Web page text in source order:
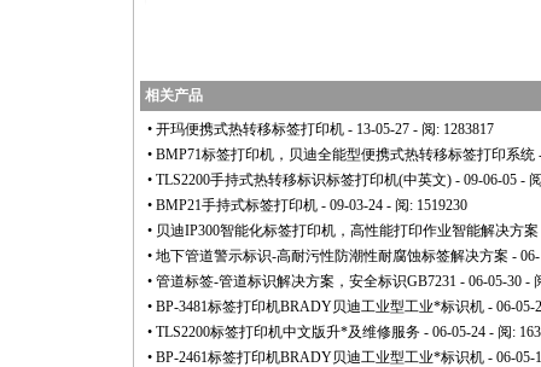
相关产品
• 开玛便携式热转移标签打印机 - 13-05-27 - 阅: 1283817
• BMP71标签打印机，贝迪全能型便携式热转移标签打印系统
• TLS2200手持式热转移标识标签打印机(中英文) - 09-06-05 -
• BMP21手持式标签打印机 - 09-03-24 - 阅: 1519230
• 贝迪IP300智能化标签打印机，高性能打印作业智能解决方案
• 地下管道警示标识-高耐污性防潮性耐腐蚀标签解决方案 -
• 管道标签-管道标识解决方案，安全标识GB7231 - 06-05-30 -
• BP-3481标签打印机BRADY贝迪工业型工业*标识机 - 06-05-
• TLS2200标签打印机中文版升*及维修服务 - 06-05-24 - 阅:
• BP-2461标签打印机BRADY贝迪工业型工业*标识机 - 06-05-